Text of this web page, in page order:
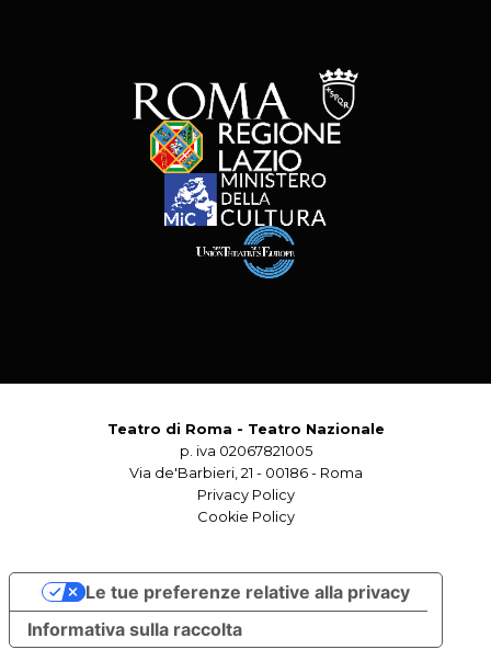
Teatro di Roma - Teatro Nazionale
p. iva 02067821005
Via de'Barbieri, 21 - 00186 - Roma
Privacy Policy
Cookie Policy
Informativa sulla raccolta
Le tue preferenze relative alla privacy